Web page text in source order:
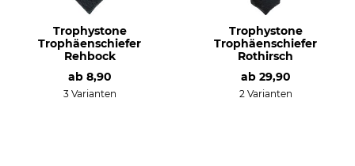
Trophystone
Trophäenschiefer
Rehbock
ab 8,90
3 Varianten
Trophystone
Trophäenschiefer
Rothirsch
ab 29,90
2 Varianten